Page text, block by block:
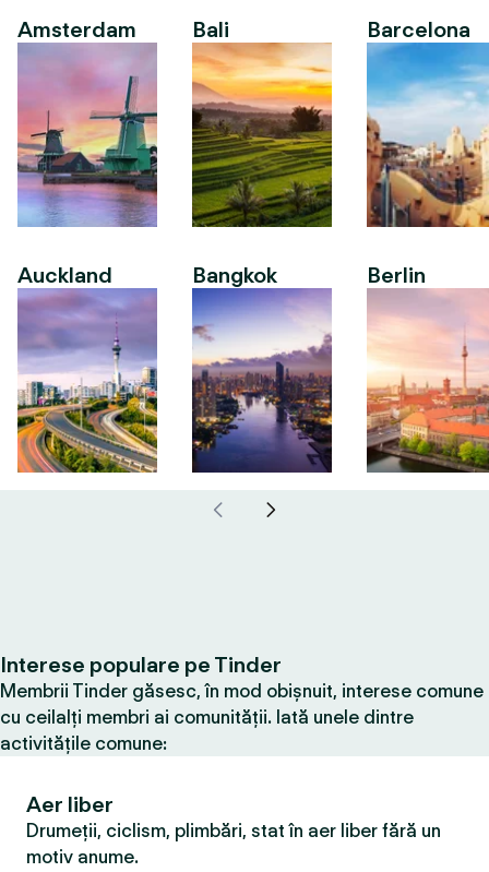
Amsterdam
Auckland
Bali
Bangkok
Barcelona
Berlin
Interese populare pe Tinder
Membrii Tinder găsesc, în mod obișnuit, interese comune
cu ceilalți membri ai comunității. Iată unele dintre
activitățile comune:
Aer liber
Drumeții, ciclism, plimbări, stat în aer liber fără un
motiv anume.